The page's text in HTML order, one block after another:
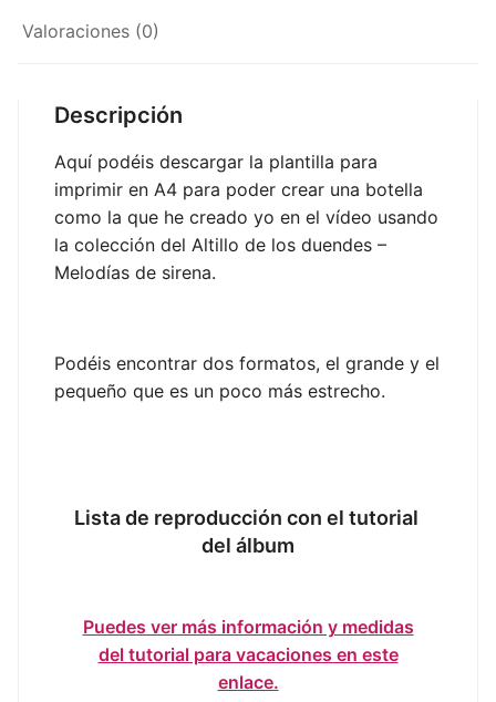
Valoraciones (0)
Descripción
Aquí podéis descargar la plantilla para
imprimir en A4 para poder crear una botella
como la que he creado yo en el vídeo usando
la colección del Altillo de los duendes –
Melodías de sirena.
Podéis encontrar dos formatos, el grande y el
pequeño que es un poco más estrecho.
Lista de reproducción con el tutorial
del álbum
Puedes ver más información y medidas
del tutorial para vacaciones en este
enlace.